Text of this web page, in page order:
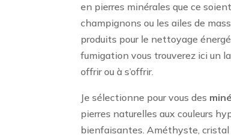
en pierres minérales que ce
champignons ou les ailes de
produits pour le nettoyage
fumigation vous trouverez ici un
offrir ou à s’offrir.
Je sélectionne pour vous des
pierres naturelles aux couleurs
bienfaisantes. Améthyste,